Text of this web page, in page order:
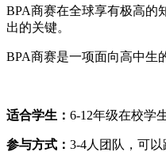
BPA商赛在全球享有极高的
出的关键。
BPA商赛是一项面向高中生
适合学生： 6-12年级在校学
参与方式： 3-4人团队，可